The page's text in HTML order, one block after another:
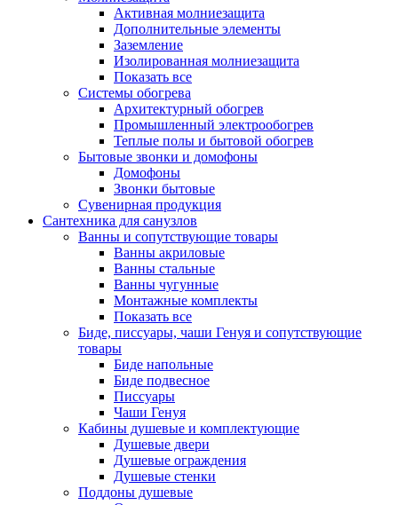
Активная молниезащита
Дополнительные элементы
Заземление
Изолированная молниезащита
Показать все
Системы обогрева
Архитектурный обогрев
Промышленный электрообогрев
Теплые полы и бытовой обогрев
Бытовые звонки и домофоны
Домофоны
Звонки бытовые
Сувенирная продукция
Сантехника для санузлов
Ванны и сопутствующие товары
Ванны акриловые
Ванны стальные
Ванны чугунные
Монтажные комплекты
Показать все
Биде, писсуары, чаши Генуя и сопутствующие
товары
Биде напольные
Биде подвесное
Писсуары
Чаши Генуя
Кабины душевые и комплектующие
Душевые двери
Душевые ограждения
Душевые стенки
Поддоны душевые